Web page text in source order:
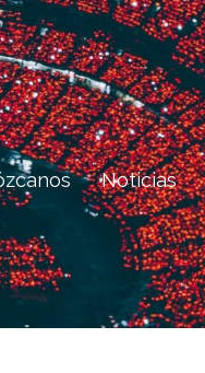
Noticias